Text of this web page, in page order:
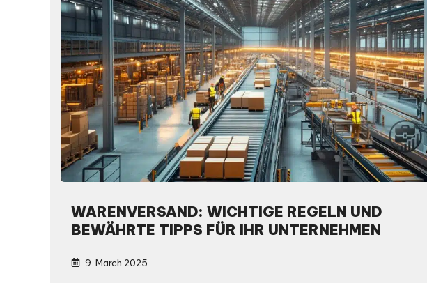
WARENVERSAND: WICHTIGE REGELN UND
BEWÄHRTE TIPPS FÜR IHR UNTERNEHMEN
9. March 2025